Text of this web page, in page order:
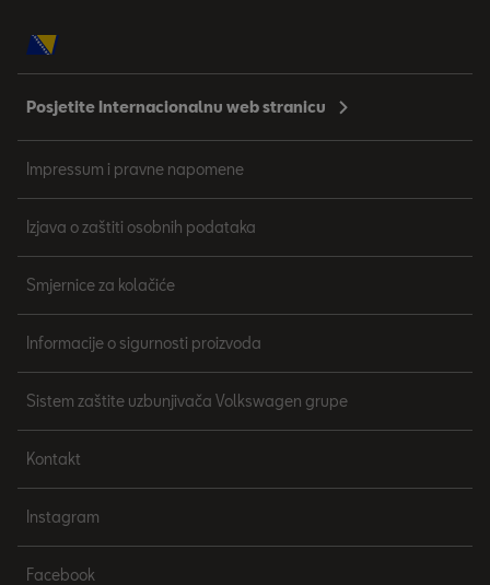
Posjetite Internacionalnu web stranicu
Impressum i pravne napomene
Izjava o zaštiti osobnih podataka
Smjernice za kolačiće
Informacije o sigurnosti proizvoda
Sistem zaštite uzbunjivača Volkswagen grupe
Kontakt
Instagram
Facebook